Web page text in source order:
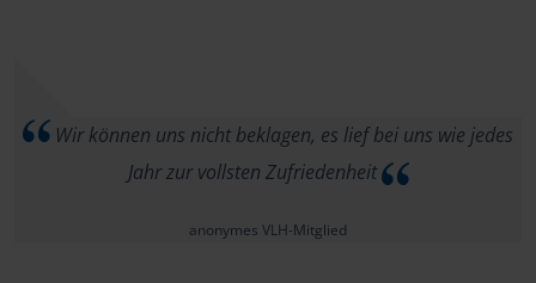
Wir können uns nicht beklagen, es lief bei uns wie jedes
Jahr zur vollsten Zufriedenheit
anonymes VLH-Mitglied